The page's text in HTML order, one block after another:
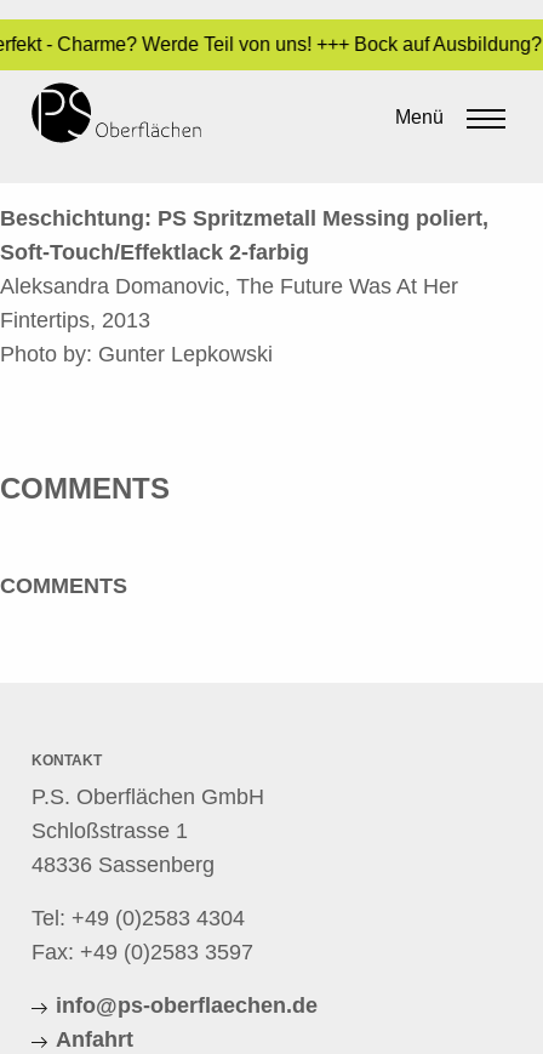
- Charme? Werde Teil von uns! +++ Bock auf
Menü
THE FUTURE WAS AT HER
FINGERTIPS
Beschichtung: PS Spritzmetall Messing poliert,
Soft-Touch/Effektlack 2-farbig
Aleksandra Domanovic, The Future Was At Her
Fintertips, 2013
Photo by: Gunter Lepkowski
COMMENTS
COMMENTS
KONTAKT
P.S. Oberflächen GmbH
Schloßstrasse 1
48336 Sassenberg
Tel: +49 (0)2583 4304
Fax: +49 (0)2583 3597
info@ps-oberflaechen.de
Anfahrt